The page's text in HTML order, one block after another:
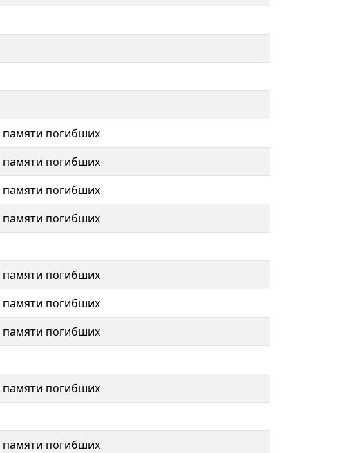
памяти погибших
памяти погибших
памяти погибших
памяти погибших
памяти погибших
памяти погибших
памяти погибших
памяти погибших
памяти погибших